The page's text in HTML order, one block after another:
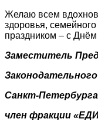
Желаю всем
здоровья,
праздником – с Днём
Заместитель
Санкт-
член фракции